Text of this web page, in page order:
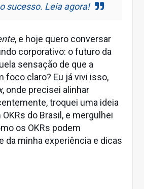
sucesso. Leia agora!
, e hoje quero conversar
corporativo: o futuro da
sensação de que a
foco claro? Eu já vivi isso,
, onde precisei alinhar
troquei uma ideia
do Brasil, e mergulhei
os OKRs podem
da minha experiência e dicas